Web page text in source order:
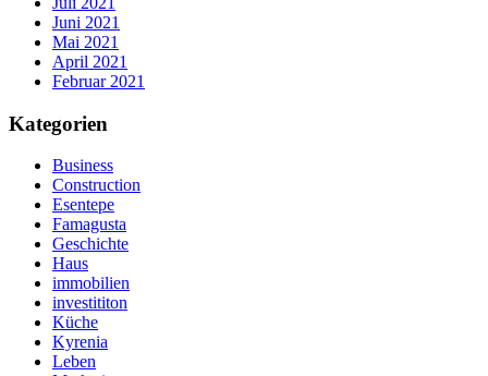
Juni 2021
Mai 2021
April 2021
Februar 2021
Kategorien
Business
Construction
Esentepe
Famagusta
Geschichte
Haus
immobilien
investititon
Küche
Kyrenia
Leben